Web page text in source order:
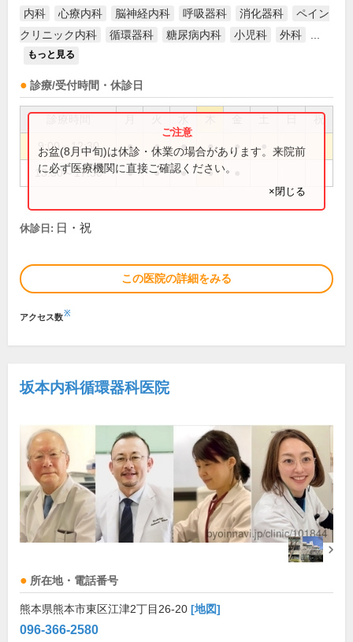
内科 心療内科 脳神経内科 呼吸器科 消化器科
ペイン
クリニック内科
循環器科 糖尿病内科 小児科 外科
もっと見る
診療/受付時間・休診日
祝
9:00～12:30 ● ● ● ● ●
13:30～17:30 ● ● ● ●
お盆(8月中旬)は休診・休業の場合があります。来院前
に必ず医療機関に直接ご確認ください。
×閉じる
休診日: 日・祝
この医院の詳細をみる
アクセス数※
坂本内科循環器科医院
所在地・電話番号
熊本県熊本市東区江津2丁目26-20 [地図]
096-366-2580